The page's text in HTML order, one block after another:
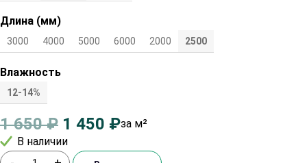
Длина (мм)
3000 4000 5000 6000 2000 2500
Влажность
12-14%
1 650₽ 1 450 ₽за м²
В наличии